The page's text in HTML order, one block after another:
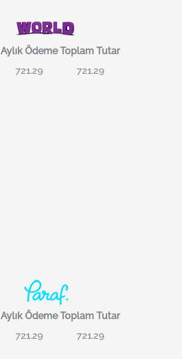
Aylık Ödeme Toplam Tutar
721.29 721.29
Aylık Ödeme Toplam Tutar
721.29 721.29